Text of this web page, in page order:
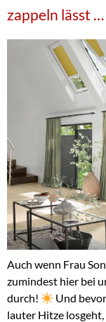
zappeln lässt …
Auch wenn Frau
zumindest hier bei
durch!
Und
lauter Hitze